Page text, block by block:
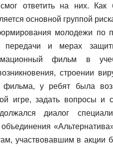
смог ответить на них.
основной группой
молодежи
передачи и мерах
фильм в
строении
у ребят была
игре, задать вопросы
диалог
участвовавшим в акции